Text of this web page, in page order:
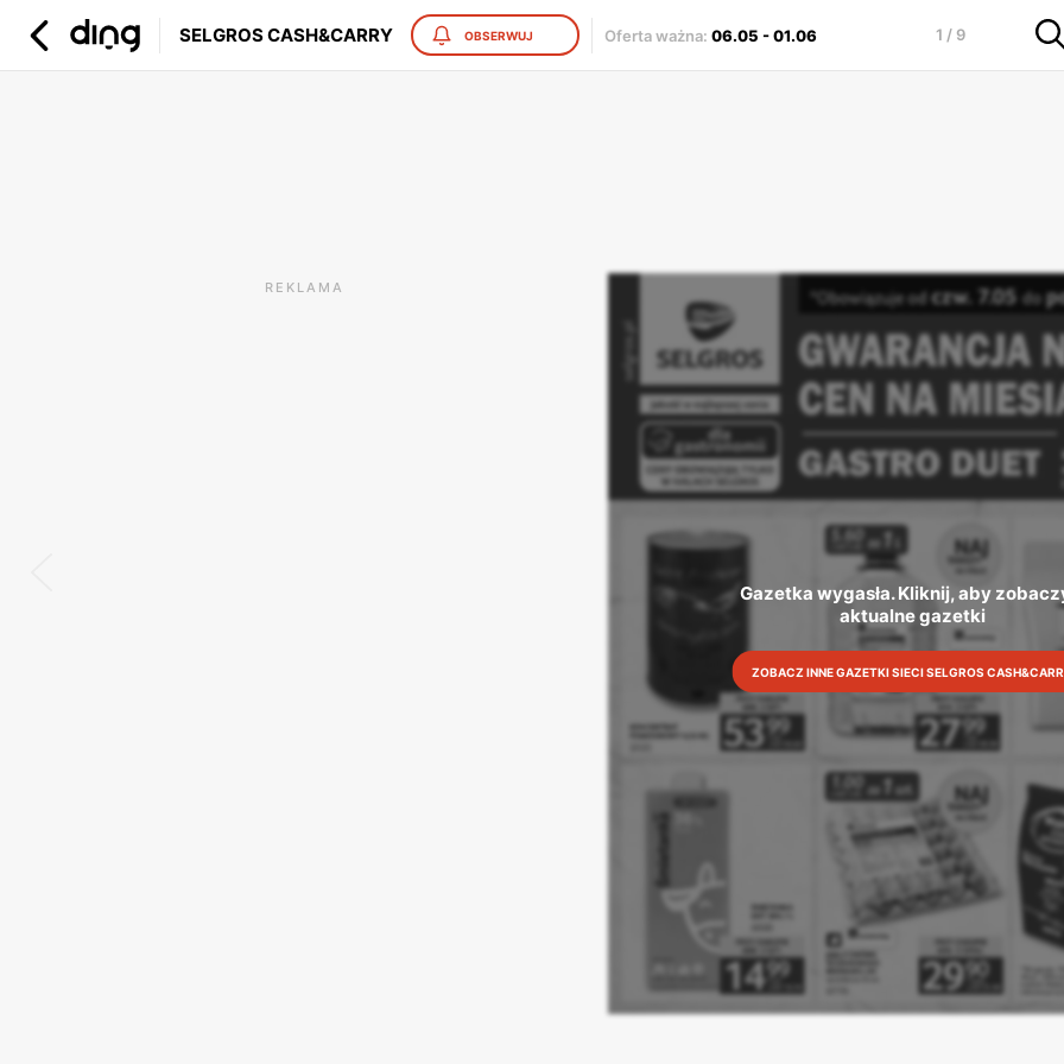
SELGROS CASH&CARRY OBSERWUJ Oferta ważna: 06.05 -01.06 1 / 9
REKLAMA
Gazetka wygasła. Kliknij, aby
aktualne gazetki
ZOBACZ INNE GAZETKI SIECI SELGROS